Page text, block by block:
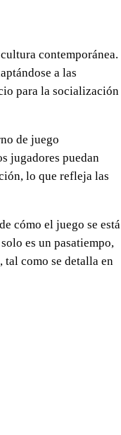
contemporánea.
a las
para la socialización
de juego
jugadores puedan
lo que refleja las
cómo el juego se está
es un pasatiempo,
como se detalla en